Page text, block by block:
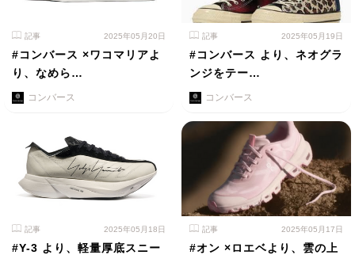
記事 2025年05月20日
#コンバース ×ワコマリアよ
り、なめら…
コンバース
記事 2025年05月19日
#コンバース より、ネオグラ
ンジをテー…
コンバース
記事 2025年05月18日
#Y-3 より、軽量厚底スニー
記事 2025年05月17日
#オン ×ロエベより、雲の上